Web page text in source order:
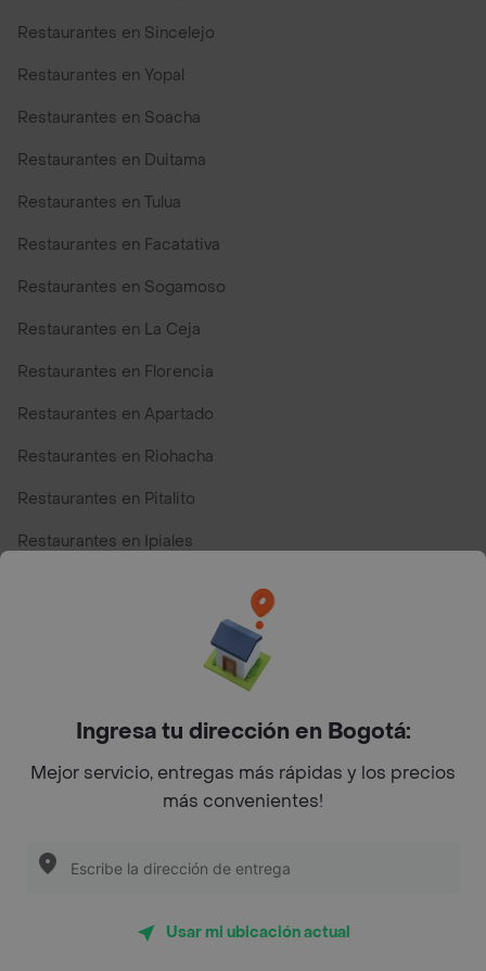
Restaurantes en Sincelejo
Restaurantes en Yopal
Restaurantes en Soacha
Restaurantes en Duitama
Restaurantes en Tulua
Restaurantes en Facatativa
Restaurantes en Sogamoso
Restaurantes en La Ceja
Restaurantes en Florencia
Restaurantes en Apartado
Restaurantes en Riohacha
Restaurantes en Pitalito
Restaurantes en Ipiales
Top Marcas y Cadenas de Restaurantes
Encuéntranos en estos países
App Store Google play
Restaurantes cerca de mi para pedir Comida a Domicilio -
Ingresa tu dirección en Bogotá:
Mejor servicio, entregas más rápidas y los precios
más convenientes!
Usar mi ubicación actual